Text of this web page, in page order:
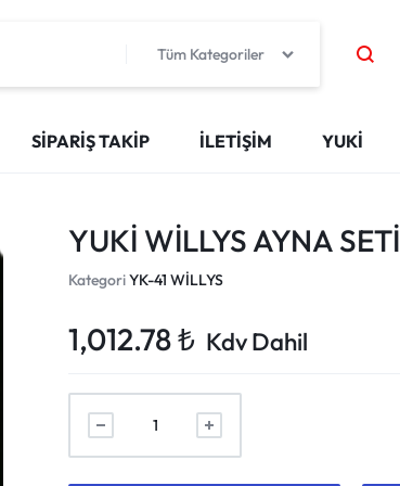
Tüm Kategoriler
SIPARIŞ TAKIP İLETIŞIM YUKİ
YUKİ WİLLYS AYNA SETİ
KategoriYK-41 WİLLYS
1,012.78₺ Kdv Dahil